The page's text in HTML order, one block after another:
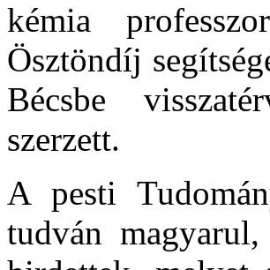
kémia
Ösztöndíj
Bécsbe
szerzett.
A pesti
tudván